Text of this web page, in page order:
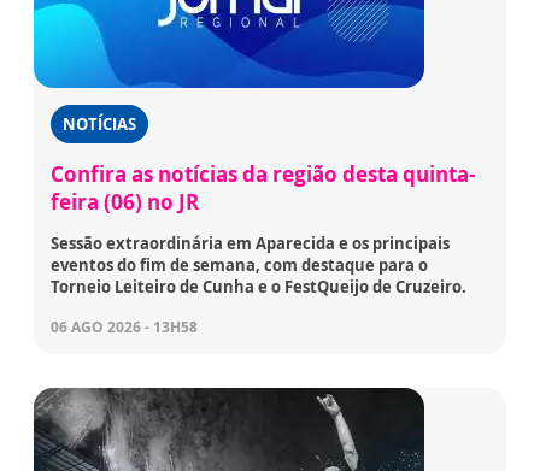
NOTÍCIAS
Confira as notícias da região desta quinta-
feira (06) no JR
Sessão extraordinária em Aparecida e os principais
eventos do fim de semana, com destaque para o
Torneio Leiteiro de Cunha e o FestQueijo de Cruzeiro.
06 AGO 2026 - 13H58